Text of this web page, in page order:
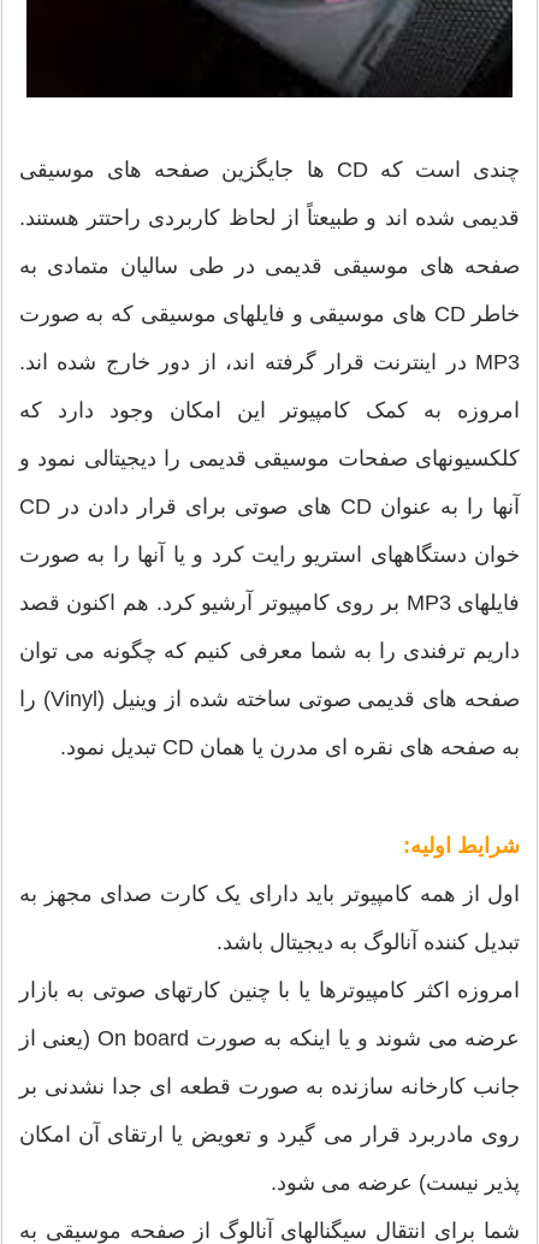
چندی است که CD ها جایگزین صفحه های موسیقی
قدیمی شده اند و طبیعتاً از لحاظ کاربردی راحتتر هستند.
صفحه های موسیقی قدیمی در طی سالیان متمادی به
خاطر CD های موسیقی و فایلهای موسیقی که به صورت
MP3 در اینترنت قرار گرفته اند، از دور خارج شده اند.
امروزه به کمک کامپیوتر این امکان وجود دارد که
کلکسیونهای صفحات موسیقی قدیمی را دیجیتالی نمود و
آنها را به عنوان CD های صوتی برای قرار دادن در CD
خوان دستگاههای استریو رایت کرد و یا آنها را به صورت
فایلهای MP3 بر روی کامپیوتر آرشیو کرد. هم اکنون قصد
داریم ترفندی را به شما معرفی کنیم که چگونه می توان
صفحه های قدیمی صوتی ساخته شده از وینیل (Vinyl) را
به صفحه های نقره ای مدرن یا همان CD تبدیل نمود.
شرایط اولیه:
اول از همه کامپیوتر باید دارای یک کارت صدای مجهز به
تبدیل کننده آنالوگ به دیجیتال باشد.
امروزه اکثر کامپیوترها یا با چنین کارتهای صوتی به بازار
عرضه می شوند و یا اینکه به صورت On board (یعنی از
جانب کارخانه سازنده به صورت قطعه ای جدا نشدنی بر
روی مادربرد قرار می گیرد و تعویض یا ارتقای آن امکان
پذیر نیست) عرضه می شود.
شما برای انتقال سیگنالهای آنالوگ از صفحه موسیقی به